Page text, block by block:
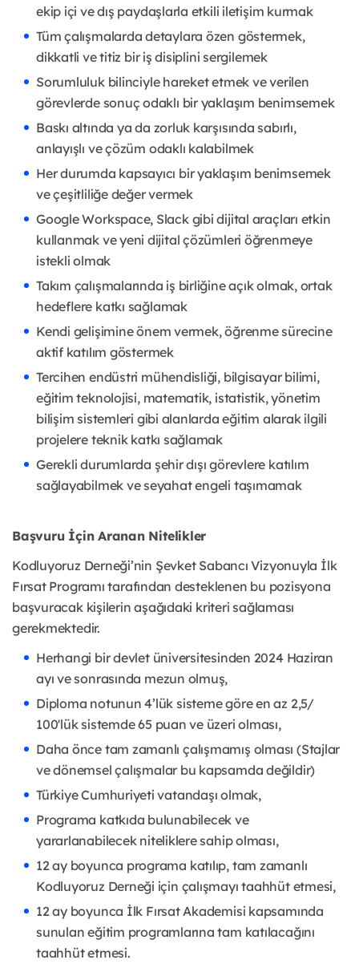
ekip içi ve dış paydaşlarla etkili iletişim kurmak
Tüm çalışmalarda detaylara özen göstermek,
dikkatli ve titiz bir iş disiplini sergilemek
Sorumluluk bilinciyle hareket etmek ve verilen
görevlerde sonuç odaklı bir yaklaşım benimsemek
Baskı altında ya da zorluk karşısında sabırlı,
anlayışlı ve çözüm odaklı kalabilmek
Her durumda kapsayıcı bir yaklaşım benimsemek
ve çeşitliliğe değer vermek
Google Workspace, Slack gibi dijital araçları etkin
kullanmak ve yeni dijital çözümleri öğrenmeye
istekli olmak
Takım çalışmalarında iş birliğine açık olmak, ortak
hedeflere katkı sağlamak
Kendi gelişimine önem vermek, öğrenme sürecine
aktif katılım göstermek
Tercihen endüstri mühendisliği, bilgisayar bilimi,
eğitim teknolojisi, matematik, istatistik, yönetim
bilişim sistemleri gibi alanlarda eğitim alarak ilgili
projelere teknik katkı sağlamak
Gerekli durumlarda şehir dışı görevlere katılım
sağlayabilmek ve seyahat engeli taşımamak
Başvuru İçin Aranan Nitelikler
Kodluyoruz Derneği’nin Şevket Sabancı Vizyonuyla İlk
Fırsat Programı tarafından desteklenen bu pozisyona
başvuracak kişilerin aşağıdaki kriteri sağlaması
gerekmektedir.
Herhangi bir devlet üniversitesinden 2024 Haziran
ayı ve sonrasında mezun olmuş,
Diploma notunun 4’lük sisteme göre en az 2,5/
100'lük sistemde 65 puan ve üzeri olması,
Daha önce tam zamanlı çalışmamış olması (Stajlar
ve dönemsel çalışmalar bu kapsamda değildir)
Türkiye Cumhuriyeti vatandaşı olmak,
Programa katkıda bulunabilecek ve
yararlanabilecek niteliklere sahip olması,
12 ay boyunca programa katılıp, tam zamanlı
Kodluyoruz Derneği için çalışmayı taahhüt etmesi,
12 ay boyunca İlk Fırsat Akademisi kapsamında
sunulan eğitim programlarına tam katılacağını
taahhüt etmesi.